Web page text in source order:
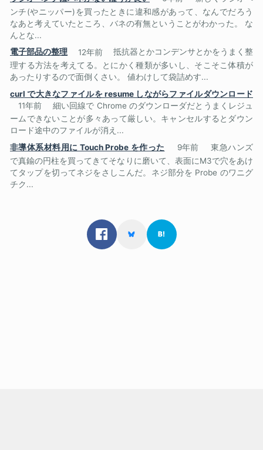
ンチ(やニッパー)を買ったときに違和感があって、なんでだろう
なあと考えていたところ、バネの有無ということがわかった。 な
んとな...
電子部品の整理
12年前
抵抗器とかコンデンサとかをうまく整
理する方法を考えてる。とにかく種類が多いし、そこそこ体積が
あったりするので面倒くさい。 値わけして袋詰めす...
curl で大きなファイルを resume しながらファイルダウンロード
11年前
細い回線で Chrome のダウンローダだとうまくレジュ
ームできないことが多々あって厳しい。キャンセルするとダウン
ロード途中のファイルが消え...
非導体系材料用に Touch Probe を作った
9年前
東急ハンズ
で真鍮の円柱を買ってきてそなりに磨いて、表面にM3で穴をあけ
てタップを切ってネジをさしこんだ。ネジ部分を Probe のワニグ
チク...